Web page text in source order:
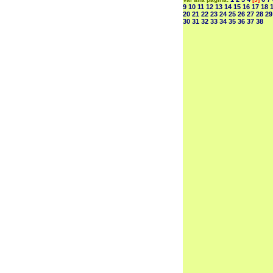
9 10 11 12 13 14 15 16 17 18
20 21 22 23 24 25 26 27 28 29
30 31 32 33 34 35 36 37 38